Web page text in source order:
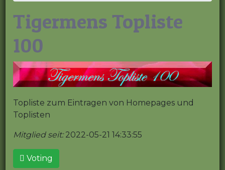
Tigermens Topliste
100
Topliste zum Eintragen von Homepages und
Toplisten
Mitglied seit:2022-05-21 14:33:55
Voting